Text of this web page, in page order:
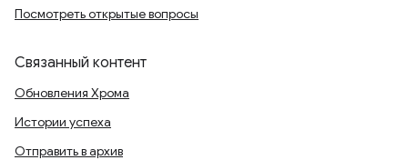
Посмотреть открытые вопросы
Связанный контент
Обновления Хрома
Истории успеха
Отправить в архив